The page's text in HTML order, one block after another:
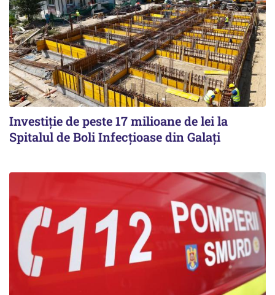
Investiție de peste 17 milioane de lei la
Spitalul de Boli Infecțioase din Galați